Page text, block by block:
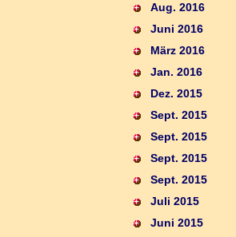
Aug. 2016
Juni 2016
März 2016
Jan. 2016
Dez. 2015
Sept. 2015
Sept. 2015
Sept. 2015
Sept. 2015
Juli 2015
Juni 2015